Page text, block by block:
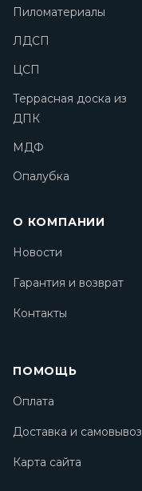
Пиломатериалы
ЛДСП
ЦСП
Террасная доска из
ДПК
МДФ
Опалубка
О КОМПАНИИ
Новости
Гарантия и возврат
Контакты
ПОМОЩЬ
Оплата
Доставка и самовывоз
Карта сайта